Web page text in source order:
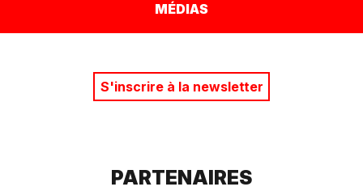
MÉDIAS
S'inscrire à la newsletter
PARTENAIRES